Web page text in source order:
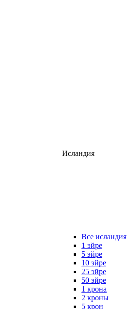
Исландия
Все исландия
1 эйре
5 эйре
10 эйре
25 эйре
50 эйре
1 крона
2 кроны
5 крон